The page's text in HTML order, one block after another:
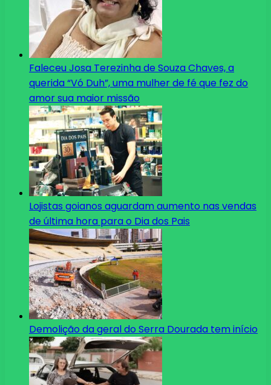
Faleceu Josa Terezinha de Souza Chaves, a
querida “Vó Duh”, uma mulher de fé que fez do
amor sua maior missão
Lojistas goianos aguardam aumento nas vendas
de última hora para o Dia dos Pais
Demolição da geral do Serra Dourada tem início